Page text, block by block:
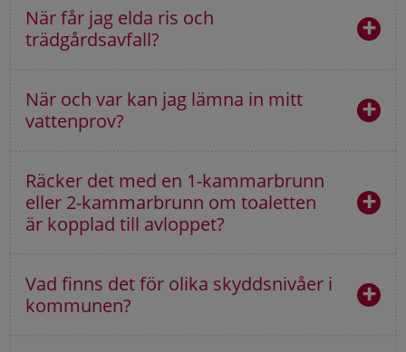
När får jag elda ris och
trädgårdsavfall?
När och var kan jag lämna in mitt
vattenprov?
Räcker det med en 1-kammarbrunn
eller 2-kammarbrunn om toaletten
är kopplad till avloppet?
Vad finns det för olika skyddsnivåer i
kommunen?